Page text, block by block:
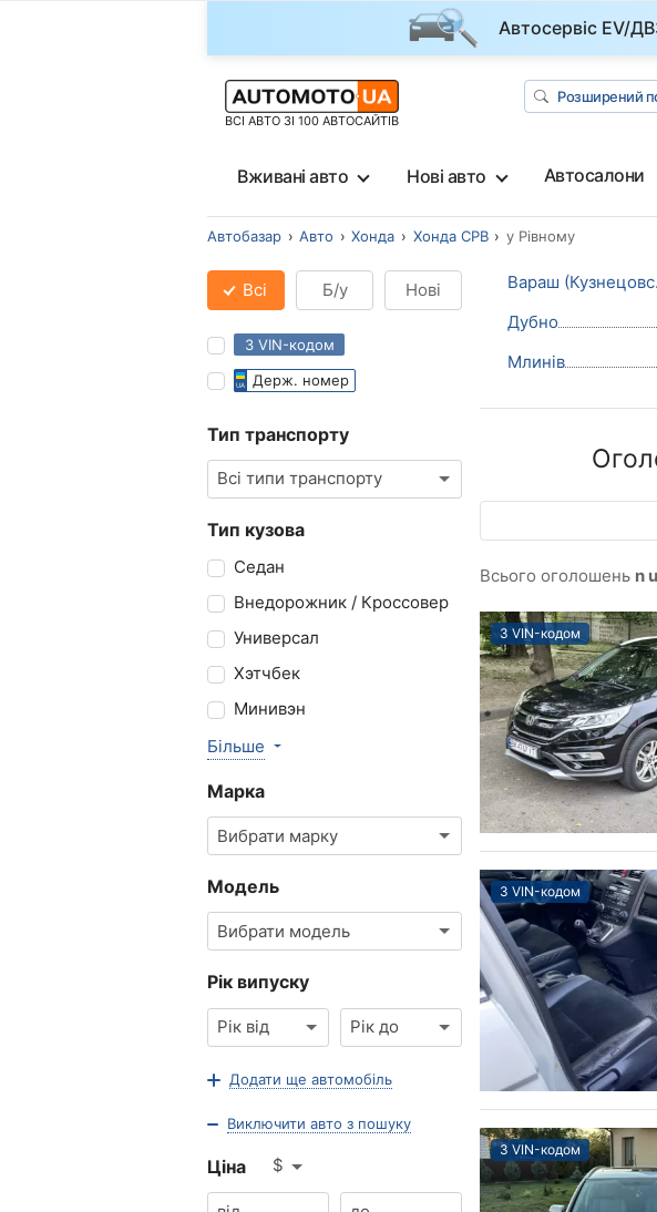
Автосервіс EV/
ВСІ АВТО ЗІ 100 АВТОСАЙТІВ
Розширений
Вживані авто Нові авто Автосалони
Автобазар Авто Хонда Хонда СРВ у Рівному
Всі Б/у Нові
З VIN-кодом
Держ. номер
Тип транспорту
Всі типи транспорту
Тип кузова
Седан
Внедорожник / Кроссовер
Универсал
Хэтчбек
Минивэн
Більше
Марка
Вибрати марку
Модель
Вибрати модель
Рік випуску
Рік від Рік до
Додати ще автомобіль
Виключити авто з пошуку
Ціна $
Дубно
Млинів
Всього оголошень n
З VIN-кодом
З VIN-кодом
З VIN-кодом